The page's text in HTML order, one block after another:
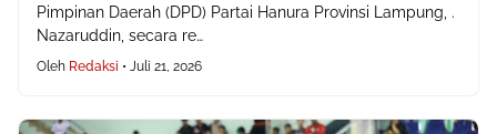
Pimpinan Daerah (DPD) Partai Hanura Provinsi Lampung, .
Nazaruddin, secara re…
Oleh Redaksi • Juli 21, 2026